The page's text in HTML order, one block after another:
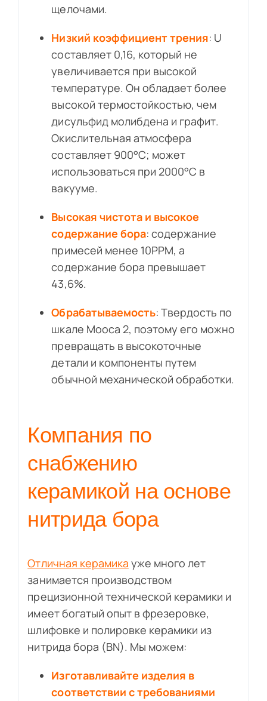
щелочами.
Низкий коэффициент трения: U
составляет 0,16, который не
увеличивается при высокой
температуре. Он обладает более
высокой термостойкостью, чем
дисульфид молибдена и графит.
Окислительная атмосфера
составляет 900°C; может
использоваться при 2000°C в
вакууме.
Высокая чистота и высокое
содержание бора: содержание
примесей менее 10PPM, а
содержание бора превышает
43,6%.
Обрабатываемость: Твердость по
шкале Мооса 2, поэтому его можно
превращать в высокоточные
детали и компоненты путем
обычной механической обработки.
Компания по
снабжению
керамикой на основе
нитрида бора
Отличная керамика уже много лет
занимается производством
прецизионной технической керамики и
имеет богатый опыт в фрезеровке,
шлифовке и полировке керамики из
нитрида бора (BN). Мы можем:
Изготавливайте изделия в
соответствии с требованиями